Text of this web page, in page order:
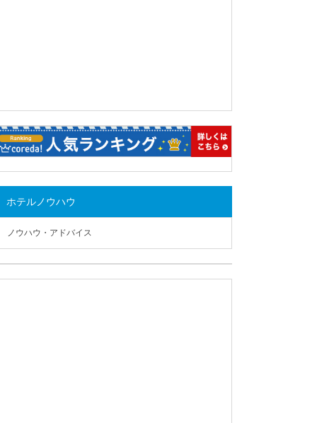
ホテルノウハウ
ノウハウ・アドバイス